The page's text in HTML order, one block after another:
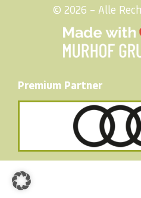
© 2026 – Alle
Premium Partner